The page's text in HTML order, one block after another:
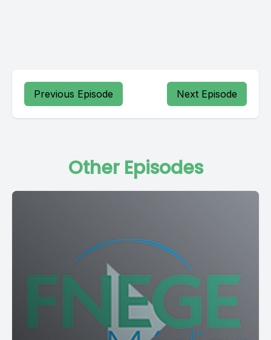
Previous Episode Next Episode
Other Episodes